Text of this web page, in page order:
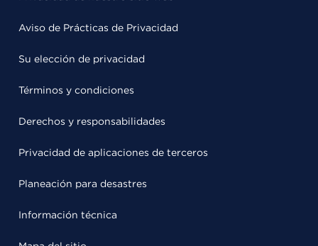
Aviso de Prácticas de Privacidad
Su elección de privacidad
Términos y condiciones
Derechos y responsabilidades
Privacidad de aplicaciones de terceros
Planeación para desastres
Información técnica